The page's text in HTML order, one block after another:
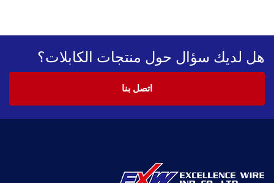
هل لديك سؤال حول منتجات الكابلات؟
اتصل بنا